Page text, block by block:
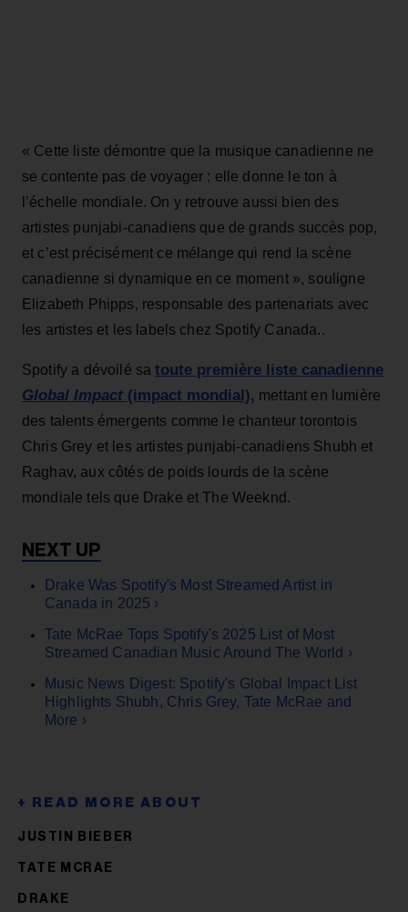
« Cette liste démontre que la musique canadienne ne
se contente pas de voyager : elle donne le ton à
l’échelle mondiale. On y retrouve aussi bien des
artistes punjabi-canadiens que de grands succès pop,
et c’est précisément ce mélange qui rend la scène
canadienne si dynamique en ce moment », souligne
Elizabeth Phipps, responsable des partenariats avec
les artistes et les labels chez Spotify Canada..
Spotify a dévoilé satoute première liste canadienne
Global Impact (impact mondial), mettant en lumière
des talents émergents comme le chanteur torontois
Chris Grey et les artistes punjabi-canadiens Shubh et
Raghav, aux côtés de poids lourds de la scène
mondiale tels que Drake et The Weeknd.
Drake Was Spotify's Most Streamed Artist in
Canada in 2025 ›
Tate McRae Tops Spotify's 2025 List of Most
Streamed Canadian Music Around The World ›
Music News Digest: Spotify's Global Impact List
Highlights Shubh, Chris Grey, Tate McRae and
More ›
JUSTIN BIEBER
TATE MCRAE
DRAKE